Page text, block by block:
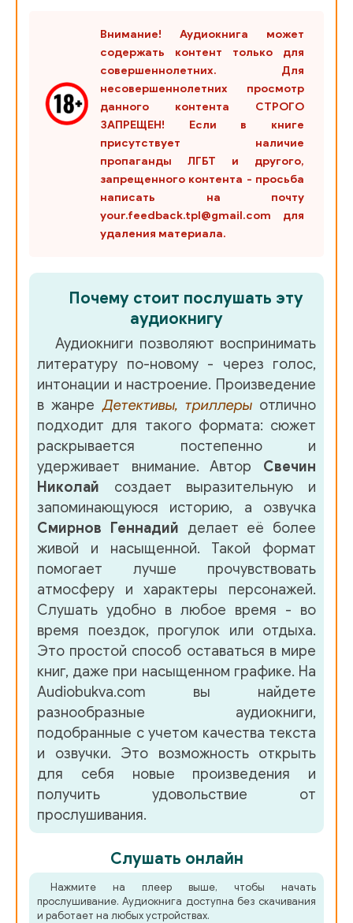
Внимание! Аудиокнига может
содержать контент только для
совершеннолетних. Для
несовершеннолетних просмотр
данного контента СТРОГО
ЗАПРЕЩЕН! Если в книге
присутствует наличие
пропаганды ЛГБТ и другого,
запрещенного контента - просьба
написать на почту
your.feedback.tpl@gmail.com для
удаления материала.
Почему стоит послушать эту
аудиокнигу
Аудиокниги позволяют воспринимать
литературу по-новому - через голос,
интонации и настроение. Произведение
в жанреДетективы, триллерыотлично
подходит для такого формата: сюжет
раскрывается постепенно и
удерживает внимание. Автор Свечин
Николай создает выразительную и
запоминающуюся историю, а озвучка
Смирнов Геннадий делает её более
живой и насыщенной. Такой формат
помогает лучше прочувствовать
атмосферу и характеры персонажей.
Слушать удобно в любое время - во
время поездок, прогулок или отдыха.
Это простой способ оставаться в мире
книг, даже при насыщенном графике. На
Audiobukva.com вы найдете
разнообразные аудиокниги,
подобранные с учетом качества текста
и озвучки. Это возможность открыть
для себя новые произведения и
получить удовольствие от
прослушивания.
Слушать онлайн
Нажмите на плеер выше, чтобы начать
прослушивание. Аудиокнига доступна без скачивания
и работает на любых устройствах.